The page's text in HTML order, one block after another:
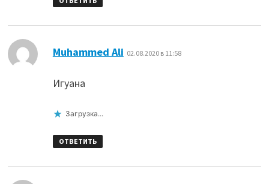
Muhammed Ali 02.08.2020 в 11:58
Игуана
Загрузка...
ОТВЕТИТЬ